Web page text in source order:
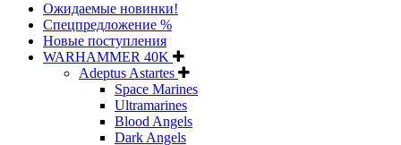
Ожидаемые новинки!
Спецпредложение %
Новые поступления
WARHAMMER 40K
Adeptus Astartes
Space Marines
Ultramarines
Blood Angels
Dark Angels